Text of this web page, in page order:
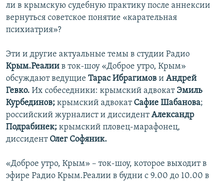
ли в крымскую судебную практику после аннексии
вернуться советское понятие «карательная
психиатрия»?
Эти и другие актуальные темы в студии Радио
Крым.Реалии в ток-шоу «Доброе утро, Крым»
обсуждают ведущие Тарас Ибрагимов и Андрей
Гевко. Их собеседники: крымский адвокатЭмиль
Курбединов; крымский адвокат Сафие Шабанова;
российский журналист и диссидентАлександр
Подрабинек; крымский пловец-марафонец,
диссидент Олег Софяник.
«Доброе утро, Крым» – ток-шоу, которое выходит в
эфире Радио Крым.Реалии в будни с 9.00 до 10.00 в